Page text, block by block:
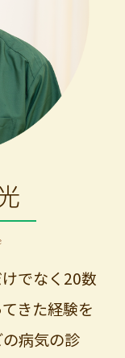
でなく20数
きた経験を
病気の診